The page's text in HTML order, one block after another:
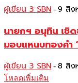
ผู้เขียน 3 SBN - 9 สิง
นายกฯ อนุทิน เชิ
มอบแหนบทองคำ
ผู้เขียน 3 SBN - 8 สิง
โหลดเพิ่มเติม